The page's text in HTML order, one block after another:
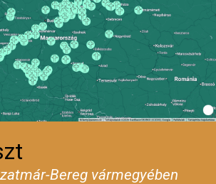
Bereg vármegyében